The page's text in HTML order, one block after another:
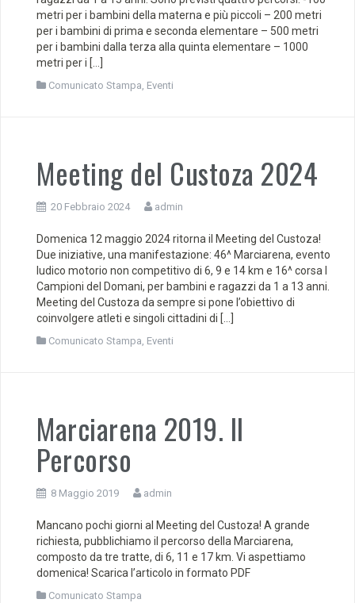
metri per i bambini della materna e più piccoli – 200 metri
per i bambini di prima e seconda elementare – 500 metri
per i bambini dalla terza alla quinta elementare – 1000
metri per i […]
Comunicato Stampa, Eventi
Meeting del Custoza 2024
20 Febbraio 2024 admin
Domenica 12 maggio 2024 ritorna il Meeting del Custoza!
Due iniziative, una manifestazione: 46^ Marciarena, evento
ludico motorio non competitivo di 6, 9 e 14 km e 16^ corsa I
Campioni del Domani, per bambini e ragazzi da 1 a 13 anni.
Meeting del Custoza da sempre si pone l’obiettivo di
coinvolgere atleti e singoli cittadini di […]
Comunicato Stampa, Eventi
Marciarena 2019. Il
Percorso
8 Maggio 2019 admin
Mancano pochi giorni al Meeting del Custoza! A grande
richiesta, pubblichiamo il percorso della Marciarena,
composto da tre tratte, di 6, 11 e 17 km. Vi aspettiamo
domenica! Scarica l’articolo in formato PDF
Comunicato Stampa